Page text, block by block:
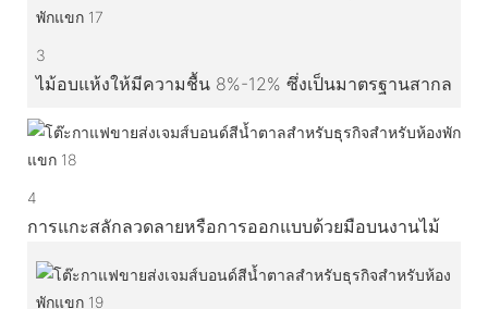
3
ไม้อบแห้งให้มีความชื้น 8%-12% ซึ่งเป็นมาตรฐานสากล
4
การแกะสลักลวดลายหรือการออกแบบด้วยมือบนงานไม้